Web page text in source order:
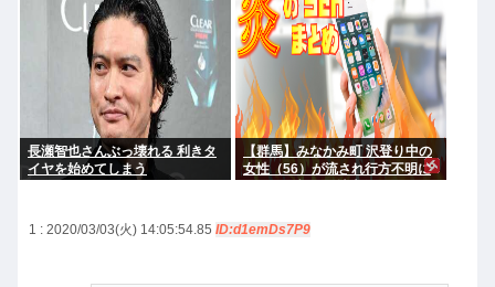
長瀬智也さんぶっ壊れる 利きタ
イヤを始めてしまう
【群馬】みなかみ町 沢登り中の
女性（56）が流され行方不明に
1 : 2020/03/03(火) 14:05:54.85 ID:d1emDs7P9